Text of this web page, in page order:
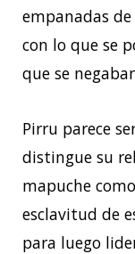
empanadas
con lo que se
que se
Pirru parece
distingue su
mapuche
esclavitud de
para luego